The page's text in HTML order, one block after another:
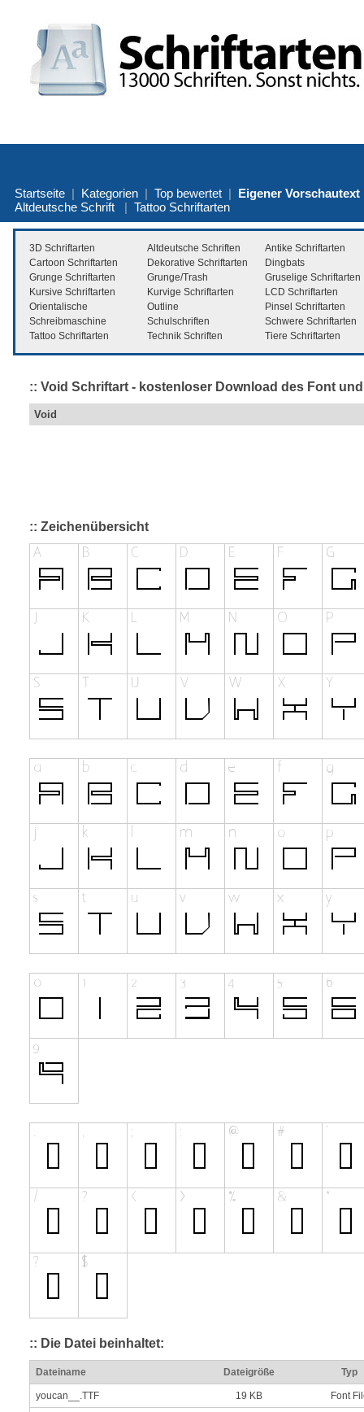
Startseite | Kategorien | Top bewertet | Eigener Vorschautext
Altdeutsche Schrift | Tattoo Schriftarten
3D Schriftarten Altdeutsche Schriften
Antike Schriftarten
Cartoon Schriftarten
Dekorative Schriftarten
Dingbats
Grunge Schriftarten
Grunge/Trash
Gruselige Schriftarten
Kursive Schriftarten
Kurvige Schriftarten
LCD Schriftarten
Orientalische
Outline
Pinsel Schriftarten
Schreibmaschine
Schulschriften
Schwere Schriftarten
Tattoo Schriftarten
Technik Schriften Tiere Schriftarten
:: Void Schriftart - kostenloser Download des Font
Void
:: Zeichenübersicht
:: Die Datei beinhaltet:
Dateiname Dateigröße Typ
youcan__.TTF 19 KB Font